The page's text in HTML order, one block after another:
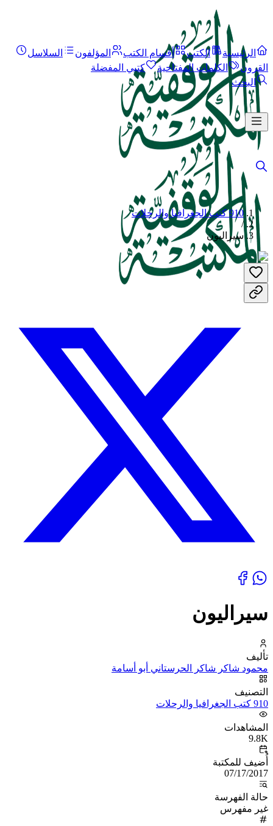
الرئيسية الكتب أقسام الكتب المؤلفون
السلاسل
القرون
الكلمات المفتاحية
كتبي المفضلة
البحث
910 كتب الجغرافيا والرحلات
/
سيراليون
سيراليون
تأليف
محمود شاكر شاكر الحرستاني أبو أسامة
التصنيف
910 كتب الجغرافيا والرحلات
المشاهدات
9.8K
أُضيف للمكتبة
07/17/2017
حالة الفهرسة
غير مفهرس